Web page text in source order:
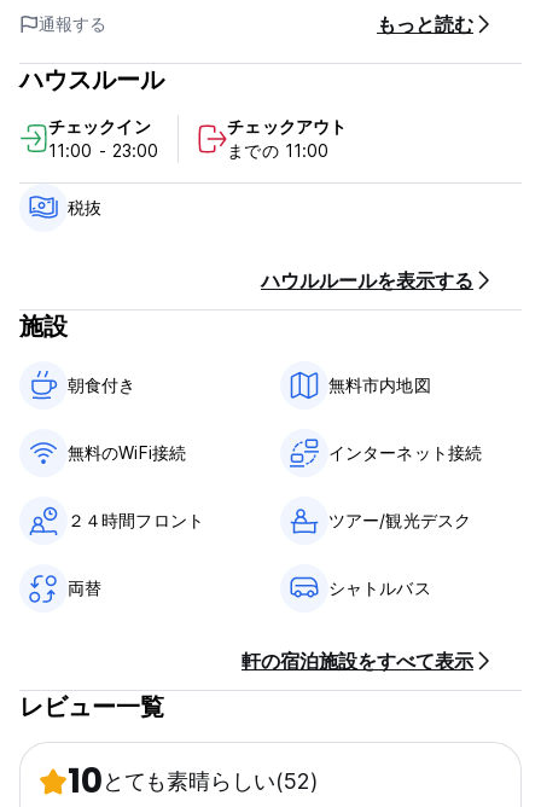
ン、トリプル、おなじみのダブルルームには、専用バスルーム、
24 時間利用可能なお湯、ケーブルテレビ、無料 Wi-Fi、朝食が含
まれており、客室にはスーパーオーソペディックマットレス、グ
ースダウンの羽毛布団、乗客ごとに 2 つの枕が設置されていま
ホテル マルガリータの利用規約:
キャンセルポリシー: 到着の72時間前まで。
10:00前にチェックアウトしてください。
到着時に現金、クレジットカード、デビットカードでお支払いく
(ビザのみ)
この施設では、到着前にカードの事前承認を行う場合がありま
税金は含まれていません - 18.00% IGV (請求書をリクエストする
朝食込み。
受付24時間365日
禁煙。 (Auto-translated from original language)
通報する もっと読む
ハウスルール
チェックイン
11:00 - 23:00
チェックアウト
までの 11:00
税抜
ハウルルールを表示する
施設
朝食付き‎ 無料市内地図
無料のWiFi接続 インターネット接続
２４時間フロント ツアー/観光デスク
両替 シャトルバス
軒の宿泊施設をすべて表示
レビュー一覧
10とても素晴らしい(52)